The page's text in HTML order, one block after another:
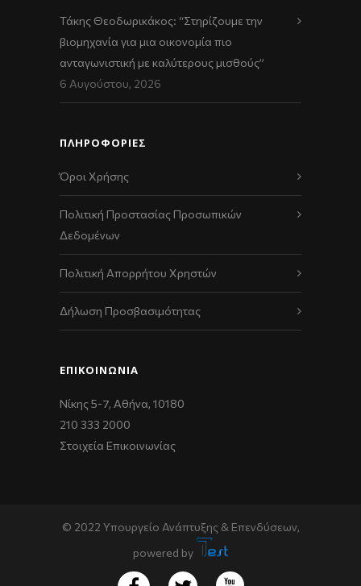
Τάκης Θεοδωρικάκος: “Στηρίζουμε την
βιομηχανία για μια οικονομία πιο
ανταγωνιστική με καλύτερους μισθούς”
6 Αυγούστου, 2026
ΠΛΗΡΟΦΟΡΙΕΣ
Όροι Χρήσης
Πολιτική Προστασίας Προσωπικών
Δεδομένων
Πολιτική Απορρήτου Χρηστών
Δήλωση Προσβασιμότητας
ΕΠΙΚΟΙΝΩΝΊΑ
Νίκης 5-7, Αθήνα, 10180
210 333 2000
Στοιχεία Επικοινωνίας
© 2022 Υπουργείο Ανάπτυξης & Επενδύσεων,
powered by